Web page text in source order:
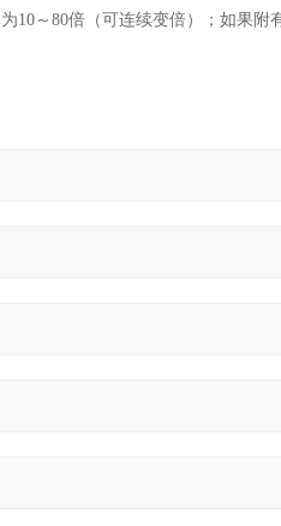
～80倍（可连续变倍）；如果附